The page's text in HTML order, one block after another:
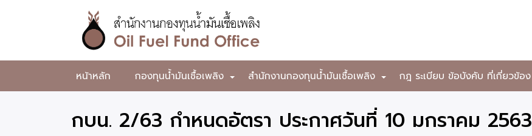
หลัก
สำนักงาน
กองทุน
น้ำมัน
หน้าหลัก +
กองทุนน้ำมันเชื้อเพลิง +
สำนักงานกองทุนน้ำมันเชื้อเพลิง กฎ ระเบียบ ข้อบังคับ ที่เกี่ยวข้อง
กบน. 2/63 กำหนดอัตรา ประกาศวันที่ 10 มกราคม 2563